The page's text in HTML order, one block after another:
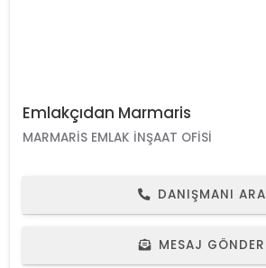
Emlakçıdan Marmaris
MARMARIS EMLAK İNŞAAT OFISI
DANIŞMANI ARA
MESAJ GÖNDER